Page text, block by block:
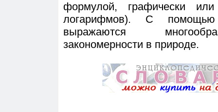
формулой, графически
логарифмов). С помощью
выражаются
закономерности в природе.